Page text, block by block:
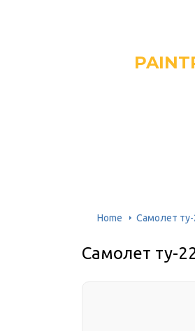
Home Самолет ту-
Самолет ту-